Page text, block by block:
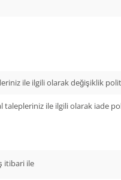
ile ilgili olarak değişiklik
talepleriniz ile ilgili olarak iade
itibari ile